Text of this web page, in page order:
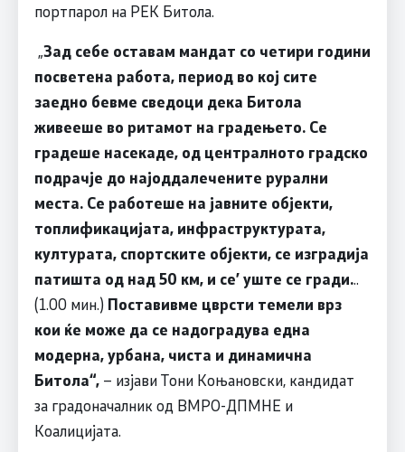
портпарол на РЕК Битола.
„Зад себе оставам мандат со четири години
посветена работа, период во кој сите
заедно бевме сведоци дека Битола
живееше во ритамот на градењето. Се
градеше насекаде, од централното градско
подрачје до најоддалечените рурални
места. Се работеше на јавните објекти,
топлификацијата, инфраструктурата,
културата, спортските објекти, се изградија
патишта од над 50 км, и се’уште се гради...
(1.00 мин.) Поставивме цврсти темели врз
кои ќе може да се надоградува една
модерна, урбана, чиста и динамична
Битола“,– изјави Тони Коњановски, кандидат
за градоначалник од ВМРО-ДПМНЕ и
Коалицијата.